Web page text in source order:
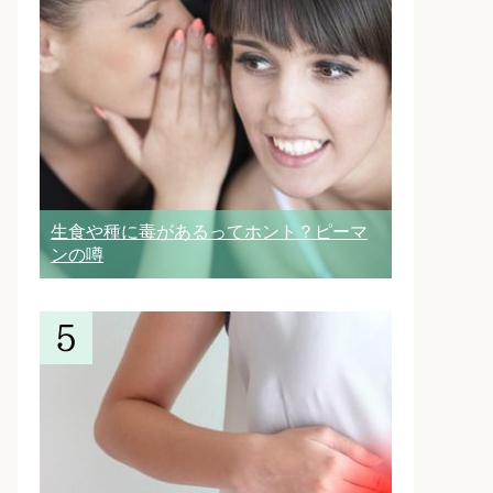
生食や種に毒があるってホント？ピーマ
ンの噂